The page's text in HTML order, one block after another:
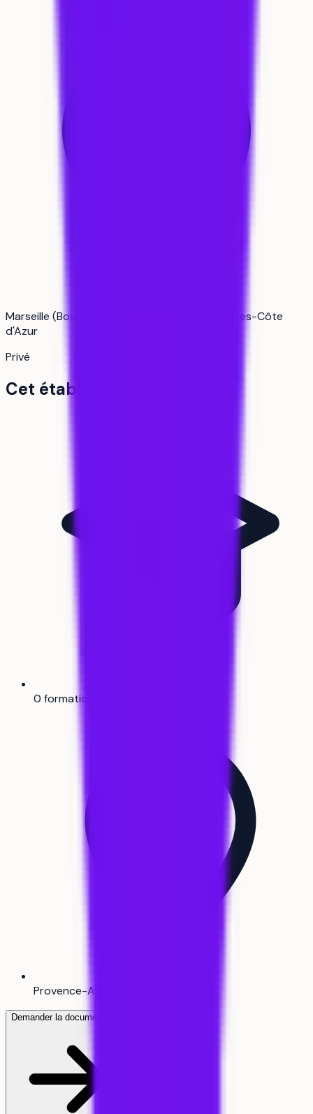
Marseille (Bouches-du-Rhône) · Provence-Alpes-Côte
d'Azur
Privé
Cet établissement en bref
0 formation référencée
Provence-Alpes-Côte d'Azur
Demander la documentation